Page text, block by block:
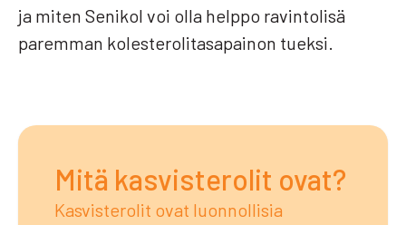
ja miten Senikol voi olla helppo ravintolisä
paremman kolesterolitasapainon tueksi.
Mitä kasvisterolit ovat?
Kasvisterolit ovat luonnollisia